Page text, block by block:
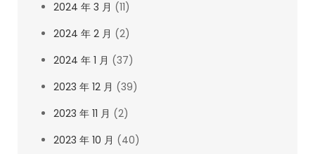
2024 年 3 月 (11)
2024 年 2 月 (2)
2024 年 1 月 (37)
2023 年 12 月 (39)
2023 年 11 月 (2)
2023 年 10 月 (40)